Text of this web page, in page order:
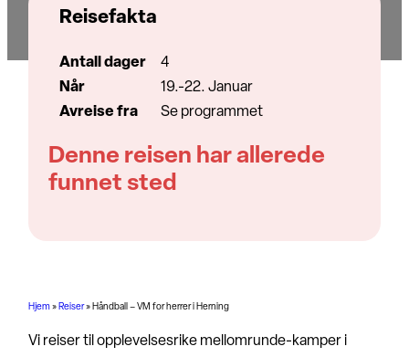
Hjem» Reiser» Håndball – VM for herrer i Herning
Vi reiser til opplevelsesrike mellomrunde-kamper i
Reisefakta
Antall dager
4
Når
19.-22. Januar
Avreise fra
Se programmet
Denne reisen har allerede
funnet sted